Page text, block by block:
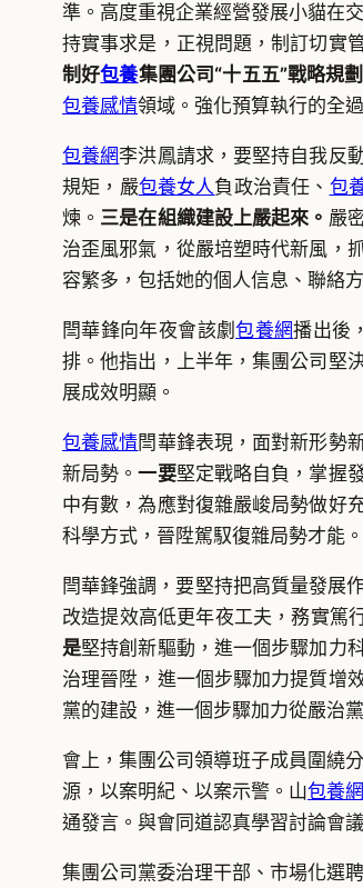
準。高度重視企業經營發展小貓在
持實事求是，正視問題，制訂切實
制好包養集團公司“十五五”戰略規劃
包養感情領域。強化預算執行的全
包養網李洪鳳請求，要堅持自我反
規矩，嚴包養女人負政治責任、 包
煉。 三是在組織建設上嚴起來。 嚴
治歪風邪氣，從嚴培塑時代新風，
容繁多，包括她的個人信息、聯絡
閆華鋒向年夜會該劇包養網播出後
排。他指出，上半年，集團公司堅
展成效明顯。
包養感情閆華鋒表現，面對新形勢
新局勢。一要堅定戰略自負，掌握
中有數，為應對復雜嚴峻局勢做好
科學方式，晉陞駕馭復雜局勢才能。
閆華鋒強調，要堅持把高質量發展
改造提效高低更年夜工夫，務實篤
是堅持創新驅動，進一個步驟加力
治理晉陞，進一個步驟加力提質增
黨的建設，進一個步驟加力從嚴治
會上，集團公司領導班子成員圍繞
源，以案明紀、以案示警。山包養
通發言。與會同道認真學習討論會
集團公司黨委治理干部、市場化選